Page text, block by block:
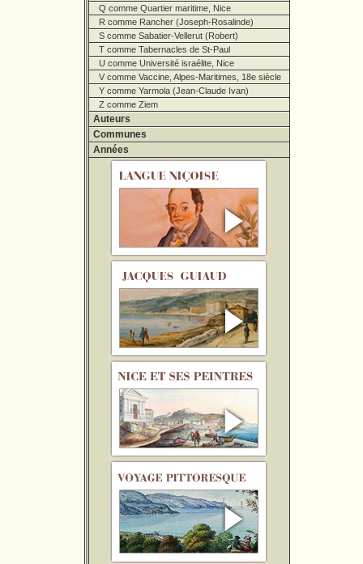
Q comme Quartier maritime, Nice
R comme Rancher (Joseph-Rosalinde)
S comme Sabatier-Vellerut (Robert)
T comme Tabernacles de St-Paul
U comme Université israélite, Nice
V comme Vaccine, Alpes-Maritimes, 18e siècle
Y comme Yarmola (Jean-Claude Ivan)
Z comme Ziem
Auteurs
Communes
Années